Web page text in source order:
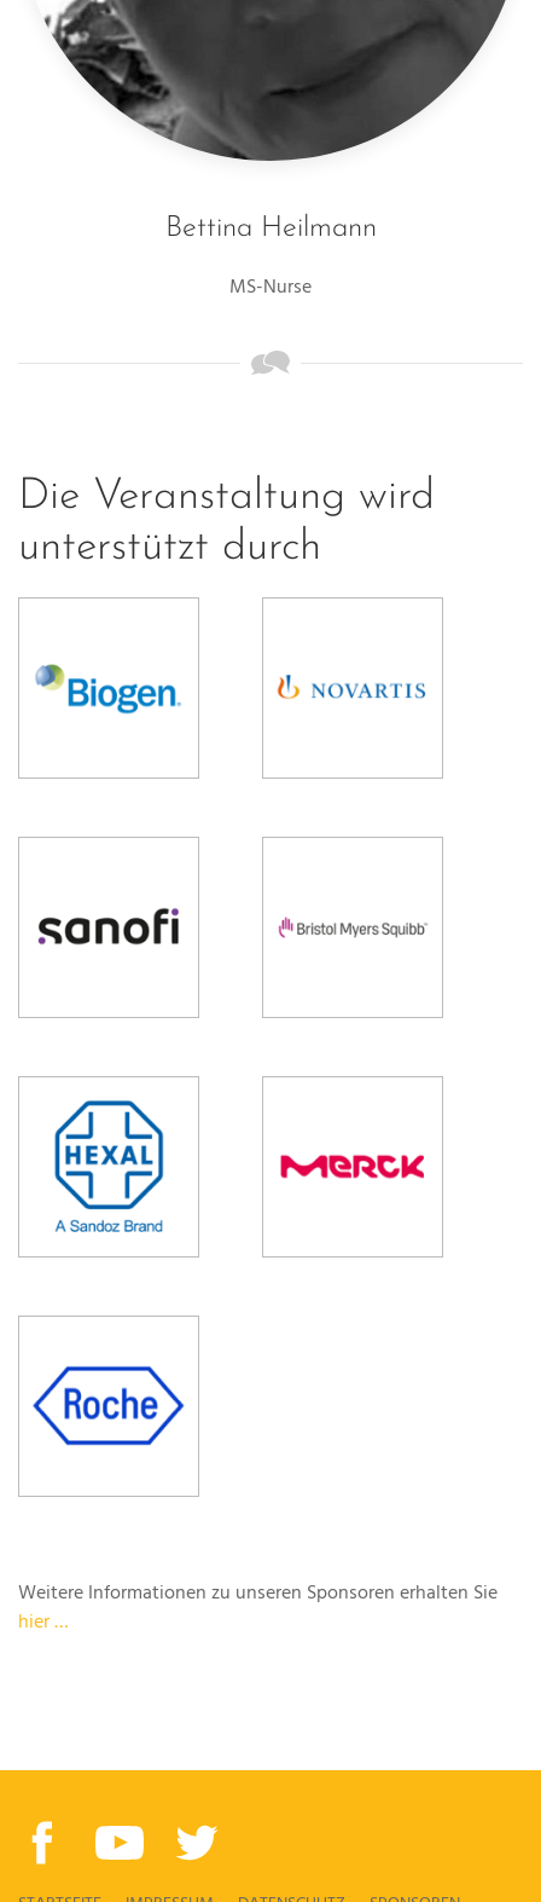
Bettina Heilmann
MS-Nurse
Die Veranstaltung wird
unterstützt durch
Weitere Informationen zu unseren Sponsoren erhalten Sie
hier …